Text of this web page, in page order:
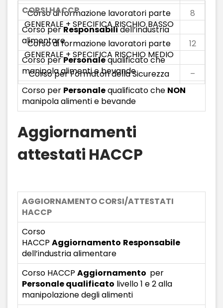
Corso di formazione lavoratori parte
GENERALE + SPECIFICA RISCHIO BASSO
8
Corso di formazione lavoratori parte
GENERALE + SPECIFICA RISCHIO MEDIO
12
Corso per Formatori della Sicurezza –
CORSI HACCP
Corso perResponsabilidell’industria
alimentare
Corso perPersonalequalificato che
manipola alimenti e bevande
Corso per Personalequalificato che NON
manipola alimenti e bevande
Aggiornamenti
attestati HACCP
AGGIORNAMENTO CORSI/ATTESTATI
HACCP
Corso
HACCP Aggiornamento Responsabile
dell’industria alimentare
Corso HACCP Aggiornamento per
Personale qualificato livello 1 e 2 alla
manipolazione degli alimenti